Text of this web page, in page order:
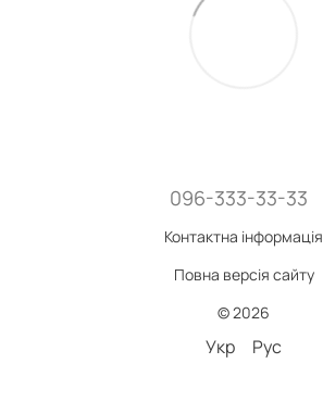
096-333-33-33
Контактна інформація
Повна версія сайту
© 2026
Укр Рус